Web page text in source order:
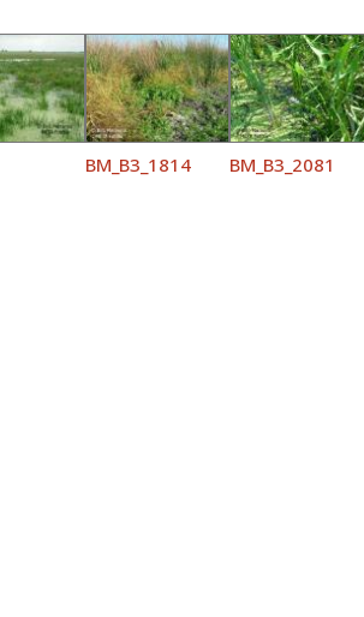
BM_B3_1814 BM_B3_2081